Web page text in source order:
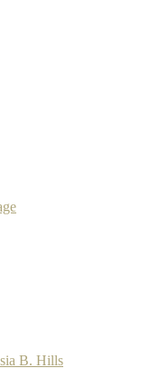
B. Hills